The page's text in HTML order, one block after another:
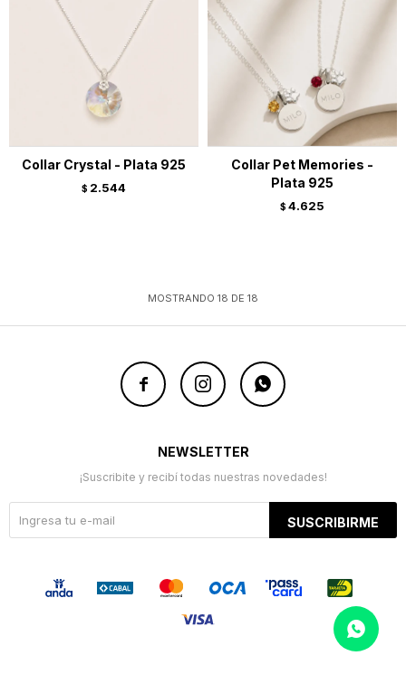
Collar Crystal - Plata 925
$ 2.544
Collar Pet Memories -
Plata 925
$ 4.625
MOSTRANDO 18 DE 18
  
NEWSLETTER
¡Suscribite y recibí todas nuestras novedades!
SUSCRIBIRME